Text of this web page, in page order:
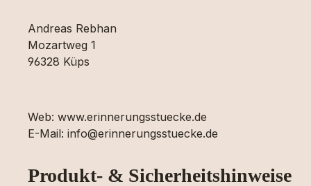
Andreas Rebhan
Mozartweg 1
96328 Küps
Web: www.erinnerungsstuecke.de
E-Mail: info@erinnerungsstuecke.de
Produkt- & Sicherheitshinweise